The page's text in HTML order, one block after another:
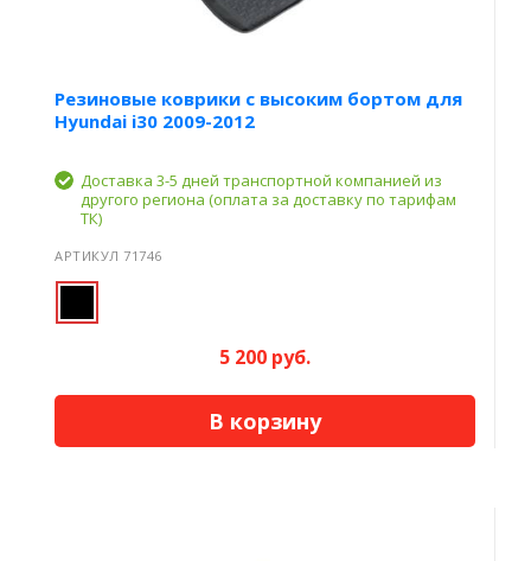
Резиновые коврики с высоким бортом для
Hyundai i30 2009-2012
Доставка 3-5 дней транспортной компанией из
другого региона (оплата за доставку по тарифам
ТК)
АРТИКУЛ 71746
5 200 руб.
В корзину